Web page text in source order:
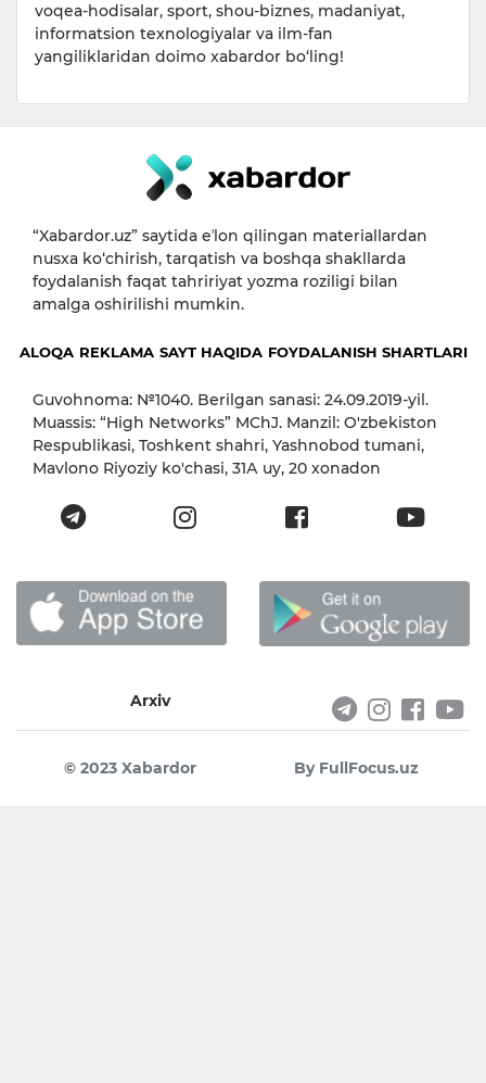
voqea-hodisalar, sport, shou-biznes, madaniyat,
informatsion texnologiyalar va ilm-fan
yangiliklaridan doimo xabardor bo‘ling!
“Xabardor.uz” saytida eʼlon qilingan materiallardan
nusxa ko‘chirish, tarqatish va boshqa shakllarda
foydalanish faqat tahririyat yozma roziligi bilan
amalga oshirilishi mumkin.
ALOQA REKLAMA SAYT HAQIDA FOYDALANISH SHARTLARI
Guvohnoma: №1040. Berilgan sanasi: 24.09.2019-yil.
Muassis: “High Networks” MChJ. Manzil: O'zbekiston
Respublikasi, Toshkent shahri, Yashnobod tumani,
Mavlono Riyoziy ko'chasi, 31А uy, 20 xonadon
Arxiv
© 2023 Xabardor By FullFocus.uz